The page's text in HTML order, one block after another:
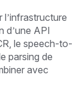
l’infrastructure
d’une API
le speech-to-
parsing de
avec